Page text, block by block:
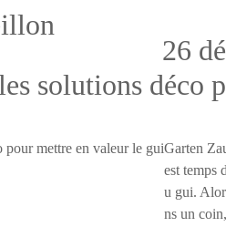
26
solutions déco
Garten
est temps
u gui.
ns un